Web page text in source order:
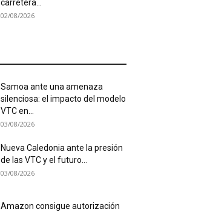
carretera...
02/08/2026
Samoa ante una amenaza
silenciosa: el impacto del modelo
VTC en...
03/08/2026
Nueva Caledonia ante la presión
de las VTC y el futuro...
03/08/2026
Amazon consigue autorización